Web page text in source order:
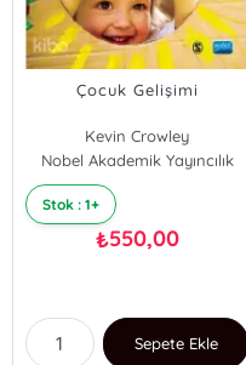
Çocuk Gelişimi
Kevin Crowley
Nobel Akademik Yayıncılık
Stok : 1+
₺550,00
Sepete Ekle